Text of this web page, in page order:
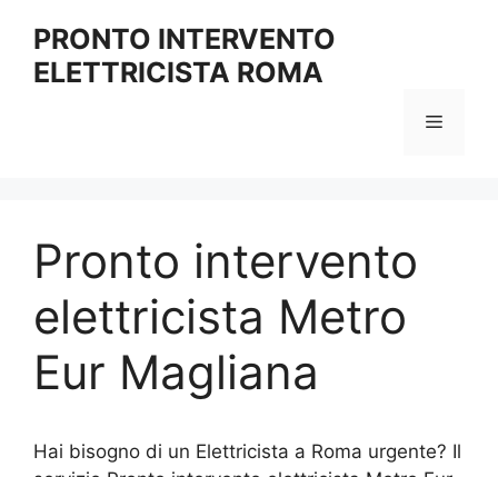
contenuto
PRONTO INTERVENTO
ELETTRICISTA ROMA
Menu
Pronto intervento
elettricista Metro
Eur Magliana
Hai bisogno di un Elettricista a Roma urgente? Il